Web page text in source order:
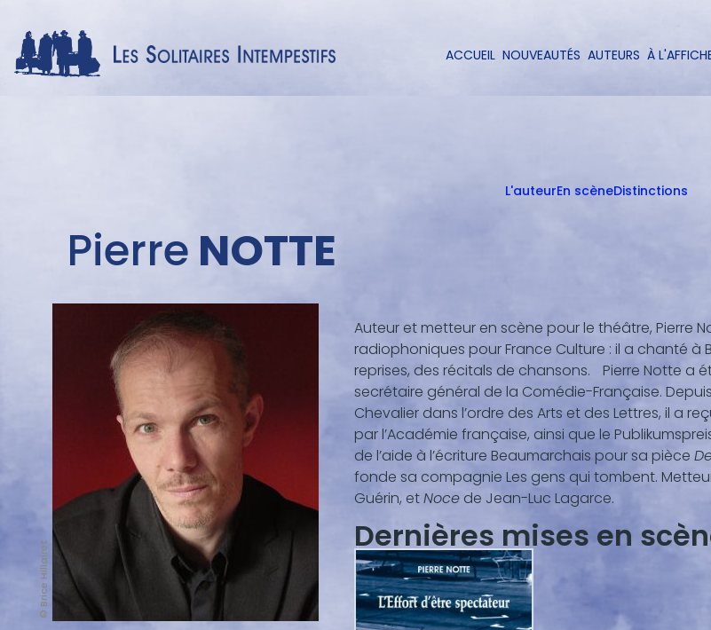
contenu
Navigation
ACCUEIL NOUVEAUTÉS AUTEURS À
L'auteurEn scèneDistinctions
Pierre NOTTE
© Brice Hillairet
Auteur et metteur en scène pour le théâtre, Pierre
radiophoniques pour France Culture : il a chanté à
reprises, des récitals de chansons. Pierre Notte a
secrétaire général de la Comédie-Française.
Chevalier dans l’ordre des Arts et des Lettres, il a
par l’Académie française, ainsi que le
de l’aide à l’écriture Beaumarchais pour sa pièce
fonde sa compagnie Les gens qui tombent.
Guérin, etNoce de Jean-Luc Lagarce.
Dernières mises en